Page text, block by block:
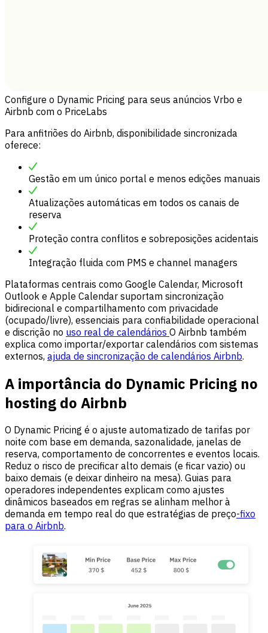
Configure o Dynamic Pricing para seus anúncios Vrbo e
Airbnb com o PriceLabs
Para anfitriões do Airbnb, disponibilidade sincronizada
oferece:
Gestão em um único portal e menos edições manuais
Atualizações automáticas em todos os canais de
reserva
Proteção contra conflitos e sobreposições acidentais
Integração fluida com PMS e channel managers
Plataformas centrais como Google Calendar, Microsoft
Outlook e Apple Calendar suportam sincronização
bidirecional e compartilhamento com privacidade
(ocupado/livre), essenciais para confiabilidade operacional
e discrição no uso real de calendários O Airbnb também
explica como importar/exportar calendários com sistemas
externos, ajuda de sincronização de calendários Airbnb.
A importância do Dynamic Pricing no
hosting do Airbnb
O Dynamic Pricing é o ajuste automatizado de tarifas por
noite com base em demanda, sazonalidade, janelas de
reserva, comportamento de concorrentes e eventos locais.
Reduz o risco de precificar alto demais (e ficar vazio) ou
baixo demais (e deixar dinheiro na mesa). Guias para
operadores independentes explicam como ajustes
dinâmicos baseados em regras se alinham melhor à
demanda em tempo real do que estratégias de preço-fixo
para o Airbnb.